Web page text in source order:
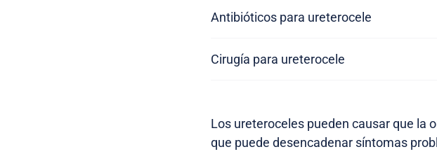
Antibióticos para ureterocele
Cirugía para ureterocele
Los ureteroceles pueden causar que la
que puede desencadenar síntomas